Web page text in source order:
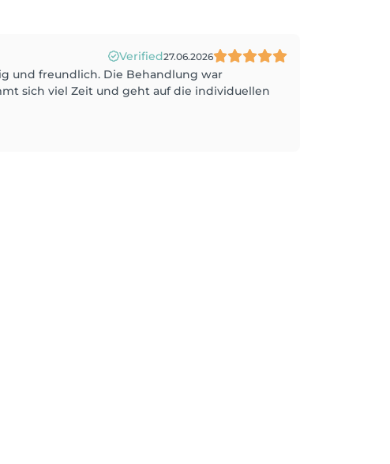
Verified27.06.2026
und freundlich. Die Behandlung war
sich viel Zeit und geht auf die individuellen